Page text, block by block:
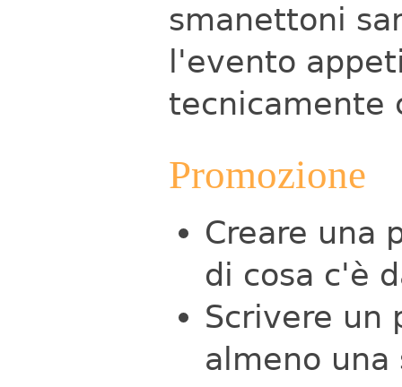
smanettoni
l'evento
tecnicamente
Promozione
Creare una
di cosa c'è
Scrivere un
almeno